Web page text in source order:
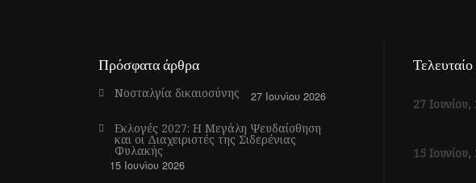
Πρόσφατα άρθρα
Νοσταλγία δικαιοσύνης 27 Ιουνίου 2026
Εκλογές 2027: Η Μεγάλη Ψευδαίσθηση
και οι Διαχειριστές της Σιδερένιας
Φυλακής
15 Ιουνίου 2026
27
15